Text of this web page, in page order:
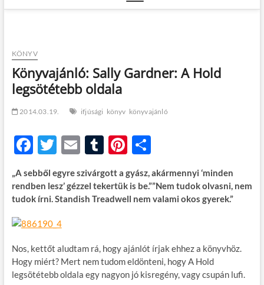
e
KÖNYV
Könyvajánló: Sally Gardner: A Hold
legsötétebb oldala
2014.03.19. ifjúsági könyv könyvajánló
F
ac
e
b
o
o
k
T
itt
er
E
m
ail
T
u
m
bl
Pi
nt
er
es
O
ss
za
m
g
„A sebből egyre szivárgott a gyász, akármennyi ‘minden
rendben lesz’ gézzel tekertük is be.””Nem tudok olvasni, nem
tudok írni. Standish Treadwell nem valami okos gyerek.”
Nos, kettőt aludtam rá, hogy ajánlót írjak ehhez a könyvhöz.
Hogy miért? Mert nem tudom eldönteni, hogy A Hold
legsötétebb oldala egy nagyon jó kisregény, vagy csupán lufi.